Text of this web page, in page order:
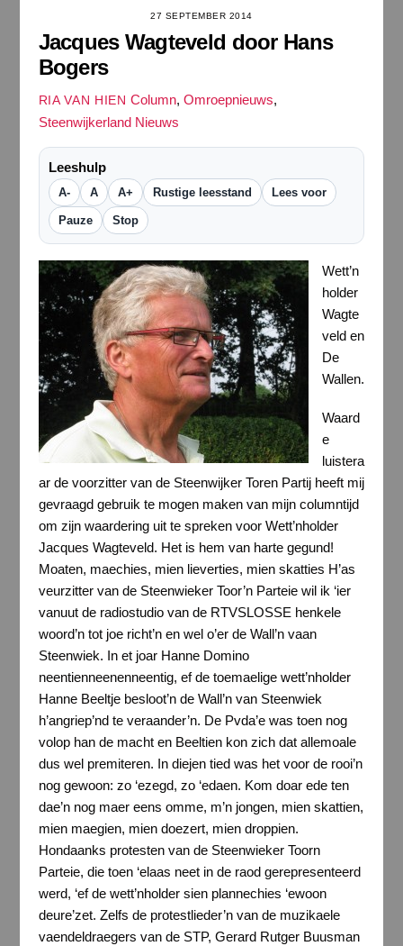
27 SEPTEMBER 2014
Jacques Wagteveld door Hans
Bogers
RIA VAN HIEN Column, Omroepnieuws,
Steenwijkerland Nieuws
Leeshulp
A- A A+ Rustige leesstand Lees voor
Pauze Stop
Wett’n
holder
Wagte
veld en
De
Wallen.
Waard
e
luistera
ar de voorzitter van de Steenwijker Toren Partij heeft mij
gevraagd gebruik te mogen maken van mijn columntijd
om zijn waardering uit te spreken voor Wett’nholder
Jacques Wagteveld. Het is hem van harte gegund!
Moaten, maechies, mien lieverties, mien skatties H’as
veurzitter van de Steenwieker Toor’n Parteie wil ik ‘ier
vanuut de radiostudio van de RTVSLOSSE henkele
woord’n tot joe richt’n en wel o’er de Wall’n vaan
Steenwiek. In et joar Hanne Domino
neentienneenenneentig, ef de toemaelige wett’nholder
Hanne Beeltje besloot’n de Wall’n van Steenwiek
h’angriep’nd te veraander’n. De Pvda’e was toen nog
volop han de macht en Beeltien kon zich dat allemoale
dus wel premiteren. In diejen tied was het voor de rooi’n
nog gewoon: zo ‘ezegd, zo ‘edaen. Kom doar ede ten
dae’n nog maer eens omme, m’n jongen, mien skattien,
mien maegien, mien doezert, mien droppien.
Hondaanks protesten van de Steenwieker Toorn
Parteie, die toen ‘elaas neet in de raod gerepresenteerd
werd, ‘ef de wett’nholder sien plannechies ‘ewoon
deure’zet. Zelfs de protestlieder’n van de muzikaele
vaendeldraegers van de STP, Gerard Rutger Buusman